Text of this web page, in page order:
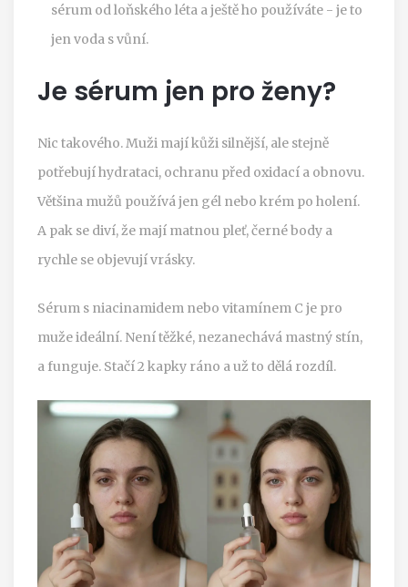
sérum od loňského léta a ještě ho používáte - je to
jen voda s vůní.
Je sérum jen pro ženy?
Nic takového. Muži mají kůži silnější, ale stejně
potřebují hydrataci, ochranu před oxidací a obnovu.
Většina mužů používá jen gél nebo krém po holení.
A pak se diví, že mají matnou pleť, černé body a
rychle se objevují vrásky.
Sérum s niacinamidem nebo vitamínem C je pro
muže ideální. Není těžké, nezanechává mastný stín,
a funguje. Stačí 2 kapky ráno a už to dělá rozdíl.